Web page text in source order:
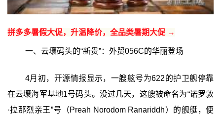
拼多多暑假大促，升温降价，全品类暑期大促 →
一、云壤码头的“新贵”：外贸056C的华丽登场
4月初，开源情报显示，一艘舷号为622的护卫舰停靠
在云壤海军基地1号码头。没过几天，这艘被命名为“诺罗敦
·拉那烈亲王”号（Preah Norodom Ranariddh）的舰艇，便